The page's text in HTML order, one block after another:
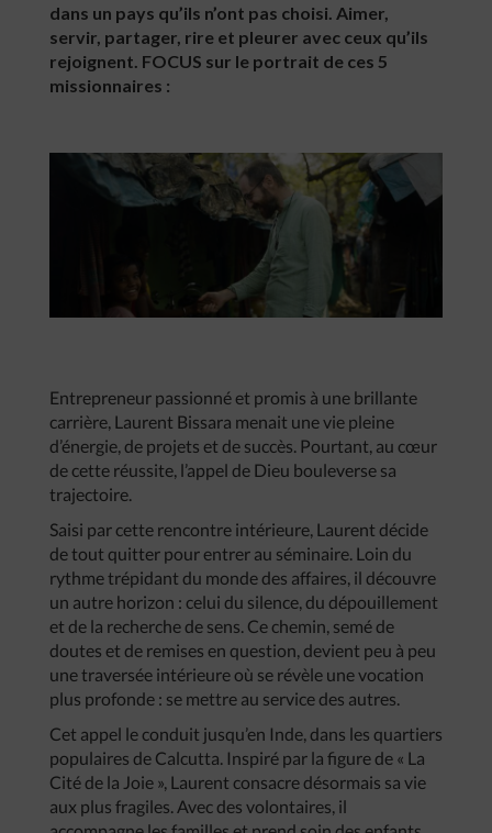
dans un pays qu’ils n’ont pas choisi. Aimer,
servir, partager, rire et pleurer avec ceux qu’ils
rejoignent. FOCUS sur le portrait de ces 5
missionnaires :
Entrepreneur passionné et promis à une brillante
carrière, Laurent Bissara menait une vie pleine
d’énergie, de projets et de succès. Pourtant, au cœur
de cette réussite, l’appel de Dieu bouleverse sa
trajectoire.
Saisi par cette rencontre intérieure, Laurent décide
de tout quitter pour entrer au séminaire. Loin du
rythme trépidant du monde des affaires, il découvre
un autre horizon : celui du silence, du dépouillement
et de la recherche de sens. Ce chemin, semé de
doutes et de remises en question, devient peu à peu
une traversée intérieure où se révèle une vocation
plus profonde : se mettre au service des autres.
Cet appel le conduit jusqu’en Inde, dans les quartiers
populaires de Calcutta. Inspiré par la figure de « La
Cité de la Joie », Laurent consacre désormais sa vie
aux plus fragiles. Avec des volontaires, il